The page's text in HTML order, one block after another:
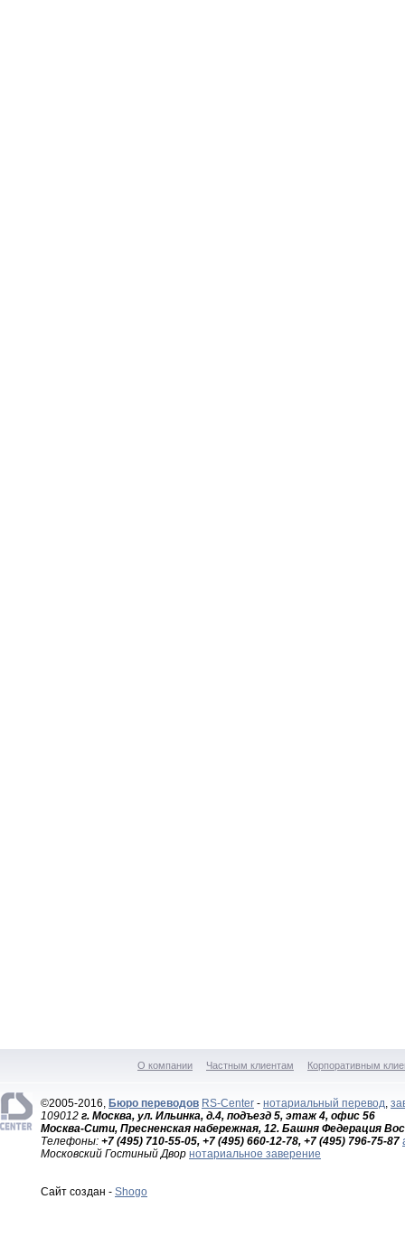
О компании Частным клиентам Корпоративным
©2005-2016, Бюро переводов RS-Center - нотариальный перевод,
109012 г. Москва, ул. Ильинка, д.4, подъезд 5, этаж 4, офис 56
Москва-Сити, Пресненская набережная, 12. Башня Федерация
Телефоны: +7 (495) 710-55-05, +7 (495) 660-12-78, +7 (495) 796-75-87
Московский Гостиный Двор нотариальное заверение
Сайт создан - Shogo